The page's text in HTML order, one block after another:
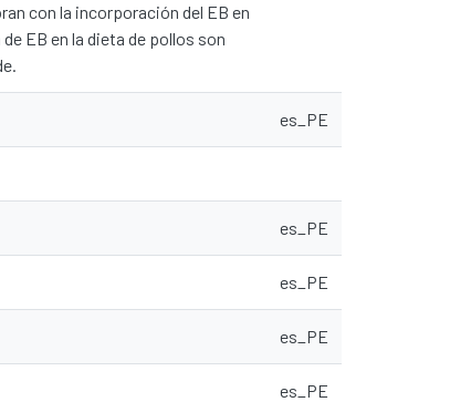
con la incorporación del EB en
EB en la dieta de pollos son
es_PE
es_PE
es_PE
es_PE
es_PE